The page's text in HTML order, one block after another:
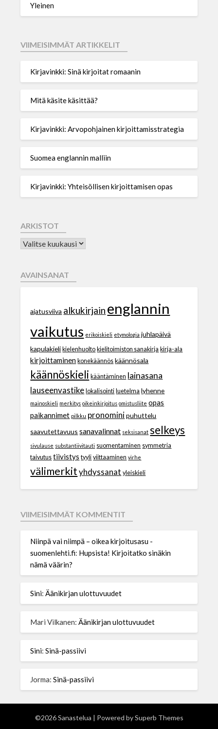
Yleinen
VIIMEISIMMÄT ARTIKKELIT
Kirjavinkki: Sinä kirjoitat romaanin
Mitä käsite käsittää?
Kirjavinkki: Arvopohjainen kirjoittamisstrategia
Suomea englannin malliin
Kirjavinkki: Yhteisöllisen kirjoittamisen opas
ARKISTOT
AVAINSANAT
ajatusviiva alkukirjain englannin
vaikutus erikoiskieli etymologia juhlapäivä
kapulakieli kielenhuolto kielitoimiston sanakirja kirja-ala
kirjoittaminen konekäännös käännösala
käännöskieli kääntäminen lainasana
lauseenvastike lokalisointi luetelma lyhenne
mainoskieli merkitys oikeinkirjoitus omistusliite opas
paikannimet pilkku pronomini puhuttelu
saavutettavuus sanavalinnat seksisanat selkeys
sivulause substantiivitauti suomentaminen symmetria
taivutus tiivistys tyyli viittaaminen virhe
välimerkit yhdyssanat yleiskieli
VIIMEISIMMÄT KOMMENTIT
Niinpä vai niimpä – oikea kirjoitusasu -
suomenlehti.fi: Hupsista! Kirjoitatko sinäkin
nämä väärin?
Sini: Äänikirjan ulottuvuudet
Mari Vilkanen: Äänikirjan ulottuvuudet
Sini:Sinä-passiivi
Jorma:Sinä-passiivi
©2026 Sanastelua | Powered bySuperb Themes